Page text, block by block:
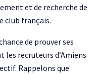
et de recherche de
club français.
de prouver ses
les recruteurs d’Amiens
Rappelons que